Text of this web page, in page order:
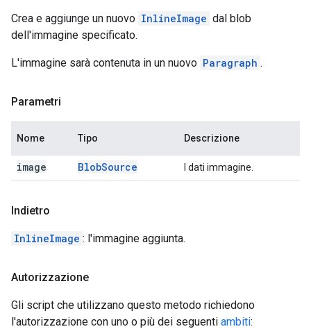
Crea e aggiunge un nuovo InlineImage dal blob
dell'immagine specificato.
L'immagine sarà contenuta in un nuovo Paragraph .
Parametri
Nome Tipo Descrizione
image BlobSource I dati immagine.
Indietro
InlineImage : l'immagine aggiunta.
Autorizzazione
Gli script che utilizzano questo metodo richiedono
l'autorizzazione con uno o più dei seguenti ambiti: